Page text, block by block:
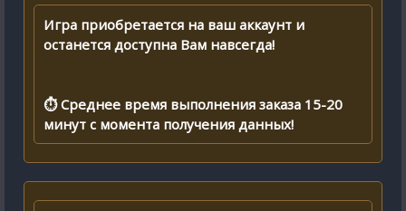
Игра приобретается на ваш аккаунт и
останется доступна Вам навсегда!
⏱ Среднее время выполнения заказа 15-20
минут с момента получения данных!